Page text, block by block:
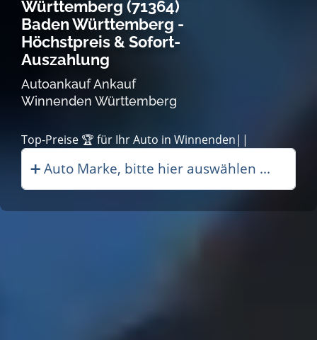
Württemberg (71364)
Baden Württemberg -
Höchstpreis & Sofort-
Auszahlung
Autoankauf Ankauf
Winnenden Württemberg
Top-Preise 🏆 |